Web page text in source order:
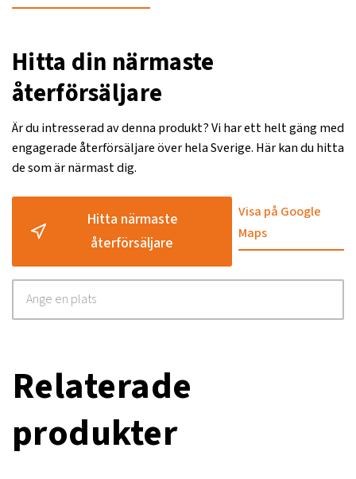
Hitta din närmaste
återförsäljare
Är du intresserad av denna produkt? Vi har ett helt gäng med
engagerade återförsäljare över hela Sverige. Här kan du hitta
de som är närmast dig.
Hitta närmaste
återförsäljare
Visa på Google
Maps
Relaterade
produkter